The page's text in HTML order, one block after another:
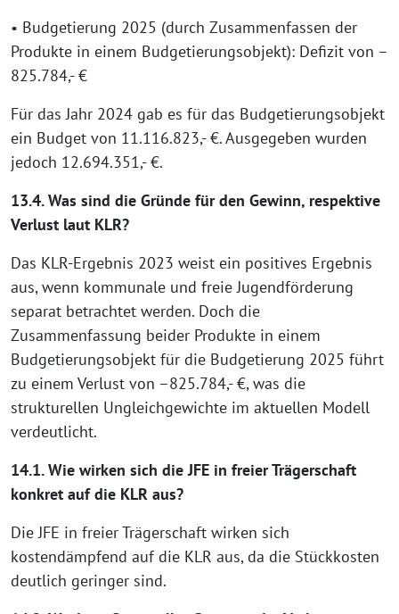
• Budgetierung 2025 (durch Zusammenfassen der
Produkte in einem Budgetierungsobjekt): Defizit von –
825.784,- €
Für das Jahr 2024 gab es für das Budgetierungsobjekt
ein Budget von 11.116.823,- €. Ausgegeben wurden
jedoch 12.694.351,- €.
13.4. Was sind die Gründe für den Gewinn, respektive
Verlust laut KLR?
Das KLR-Ergebnis 2023 weist ein positives Ergebnis
aus, wenn kommunale und freie Jugendförderung
separat betrachtet werden. Doch die
Zusammenfassung beider Produkte in einem
Budgetierungsobjekt für die Budgetierung 2025 führt
zu einem Verlust von –825.784,- €, was die
strukturellen Ungleichgewichte im aktuellen Modell
verdeutlicht.
14.1. Wie wirken sich die JFE in freier Trägerschaft
konkret auf die KLR aus?
Die JFE in freier Trägerschaft wirken sich
kostendämpfend auf die KLR aus, da die Stückkosten
deutlich geringer sind.